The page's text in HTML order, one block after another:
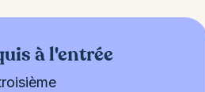
à l'entrée